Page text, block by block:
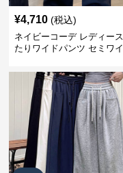
¥4,710 (税込)
ネイビーコーデ レディー
たりワイドパンツ セミワ